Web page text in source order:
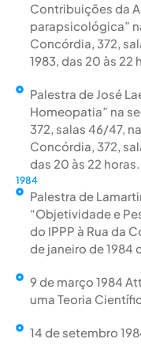
Contribuições da
parapsicológica”
Concórdia, 372,
1983, das 20 às 22
Palestra de José
Homeopatia” na
372, salas 46/47,
Concórdia, 372,
das 20 às 22 horas.
1984
Palestra de
“Objetividade e
do IPPP à Rua da
de janeiro de 1984
9 de março 1984
uma Teoria
14 de setembro